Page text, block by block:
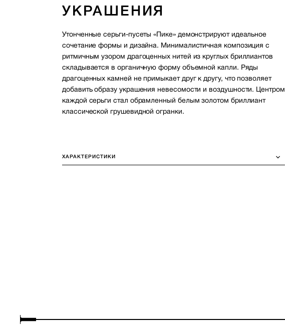
УКРАШЕНИЯ
Утонченные серьги-пусеты «Пике» демонстрируют идеальное
сочетание формы и дизайна. Минималистичная композиция с
ритмичным узором драгоценных нитей из круглых бриллиантов
складывается в органичную форму объемной капли. Ряды
драгоценных камней не примыкает друг к другу, что позволяет
добавить образу украшения невесомости и воздушности. Центром
каждой серьги стал обрамленный белым золотом бриллиант
классической грушевидной огранки.
ХАРАКТЕРИСТИКИ